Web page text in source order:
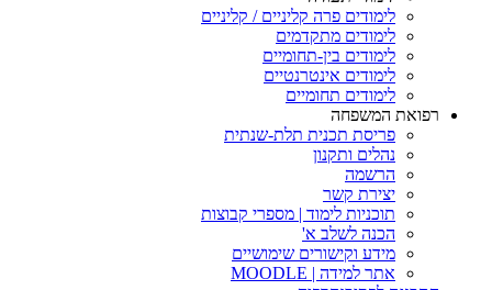
לימודים פרה קליניים / קליניים
לימודים מתקדמים
לימודים בין-תחומיים
לימודים אינטרנטיים
לימודים תחומיים
רפואת המשפחה
פריסת תכנית תלת-שנתית
נהלים ותקנון
הרשמה
יצירת קשר
תוכניות לימוד | מספרי קבוצות
הכנה לשלב א'
מידע וקישורים שימושיים
אתר למידה | MOODLE